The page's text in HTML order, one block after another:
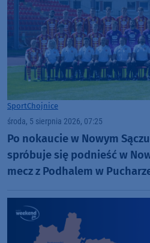
SportChojnice
środa, 5 sierpnia 2026, 07:25
Po nokaucie w Nowym
spróbuje się podnieść w
mecz z Podhalem w